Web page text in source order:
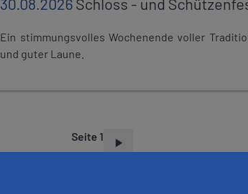
Ein stimmungsvolles Wochenende voller
und guter Laune.
Seite 1